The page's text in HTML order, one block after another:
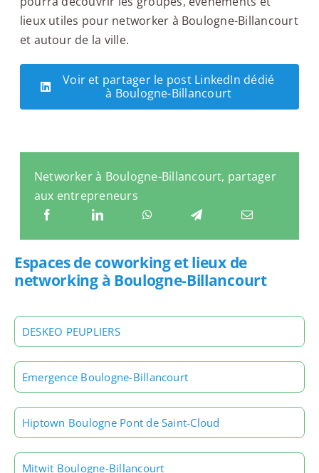
lieux utiles pour networker à Boulogne-Billancourt
et autour de la ville.
Voir et partager le post LinkedIn dédié
à Boulogne-Billancourt
Networker à Boulogne-Billancourt, partager
aux entrepreneurs
Espaces de coworking et lieux de
networking à Boulogne-Billancourt
DESKEO PEUPLIERS
Emergence Boulogne-Billancourt
Hiptown Boulogne Pont de Saint-Cloud
Mitwit Boulogne-Billancourt